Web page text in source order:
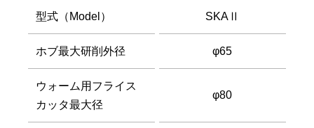
型式（Model） SKAⅡ
ホブ最大研削外径 φ65
ウォーム用フライス
カッタ最大径
φ80